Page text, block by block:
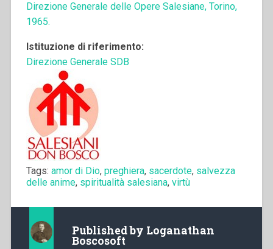
Direzione Generale delle Opere Salesiane, Torino,
1965.
Istituzione di riferimento:
Direzione Generale SDB
Tags: amor di Dio, preghiera, sacerdote, salvezza
delle anime, spiritualità salesiana, virtù
Published by Loganathan
Boscosoft